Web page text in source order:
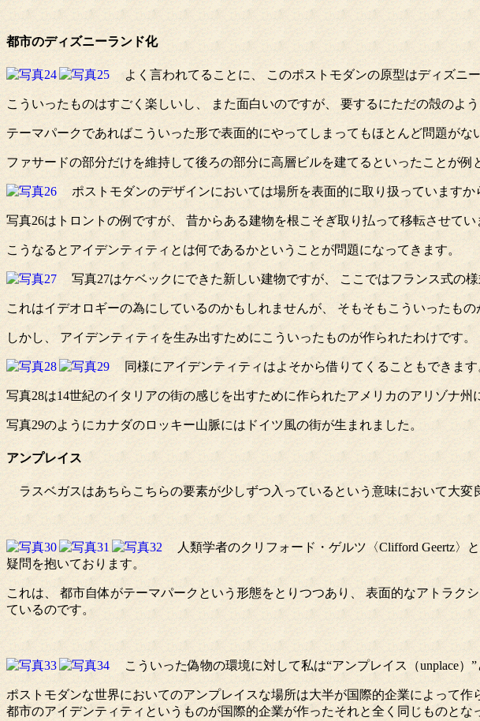
都市のディズニーランド化
よく言われてることに、 このポストモダンの原型はディズニ
こういったものはすごく楽しいし、 また面白いのですが、 要するにただの殻のよ
テーマパークであればこういった形で表面的にやってしまってもほとんど問題が
ファサードの部分だけを維持して後ろの部分に高層ビルを建てるといったことが例
ポストモダンのデザインにおいては場所を表面的に取り扱っていますか
写真26はトロントの例ですが、 昔からある建物を根こそぎ取り払って移転させてい
こうなるとアイデンティティとは何であるかということが問題になってきます。
写真27はケベックにできた新しい建物ですが、 ここではフランス式の様
これはイデオロギーの為にしているのかもしれませんが、 そもそもこういったも
しかし、 アイデンティティを生み出すためにこういったものが作られたわけです。
同様にアイデンティティはよそから借りてくることもできます
写真28は14世紀のイタリアの街の感じを出すために作られたアメリカのアリゾナ州
写真29のようにカナダのロッキー山脈にはドイツ風の街が生まれました。
アンプレイス
ラスベガスはあちらこちらの要素が少しずつ入っているという意味において大変
人類学者のクリフォード・ゲルツ〈Clifford Geertz〉
疑問を抱いております。
これは、 都市自体がテーマパークという形態をとりつつあり、 表面的なアトラ
ているのです。
こういった偽物の環境に対して私は“アンプレイス（unplace）
ポストモダンな世界においてのアンプレイスな場所は大半が国際的企業によって
都市のアイデンティティというものが国際的企業が作ったそれと全く同じものとな